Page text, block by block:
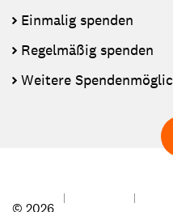
Einmalig spenden
Regelmäßig spenden
Weitere
© 2026